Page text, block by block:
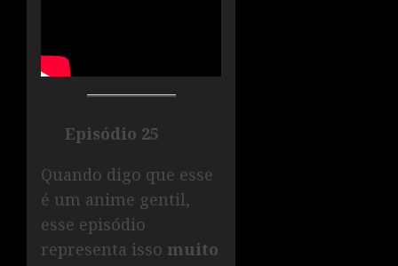
Episódio 25
Quando digo que esse
é um anime gentil,
esse episódio
representa isso muito